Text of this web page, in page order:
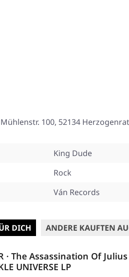
100, 52134
King Dude
Rock
Ván Records
DICH ANDERE KAUFTEN
· The Assassination Of
UNIVERSE LP